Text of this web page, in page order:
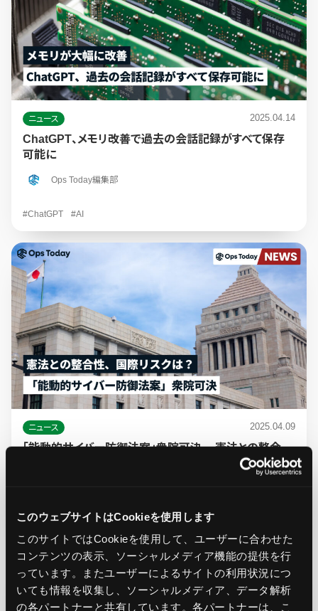
このウェブサイトはCookieを使用します
このサイトではCookieを使用して、ユーザーに合わせた
コンテンツの表示、ソーシャルメディア機能の提供を行
っています。またユーザーによるサイトの利用状況につ
いても情報を収集し、ソーシャルメディア、データ解析
の各パートナーと共有しています。各パートナーは、こ
ニュース 2025.04.14
ChatGPT、メモリ改善で過去の会話記録がすべて保存
可能に
Ops Today編集部
#ChatGPT #AI
ニュース 2025.04.09
「能動的サイバー防御法案」衆院可決 ─ 憲法との整合
#クラウドセキュリティ #サイバー攻撃 #セキュリティ